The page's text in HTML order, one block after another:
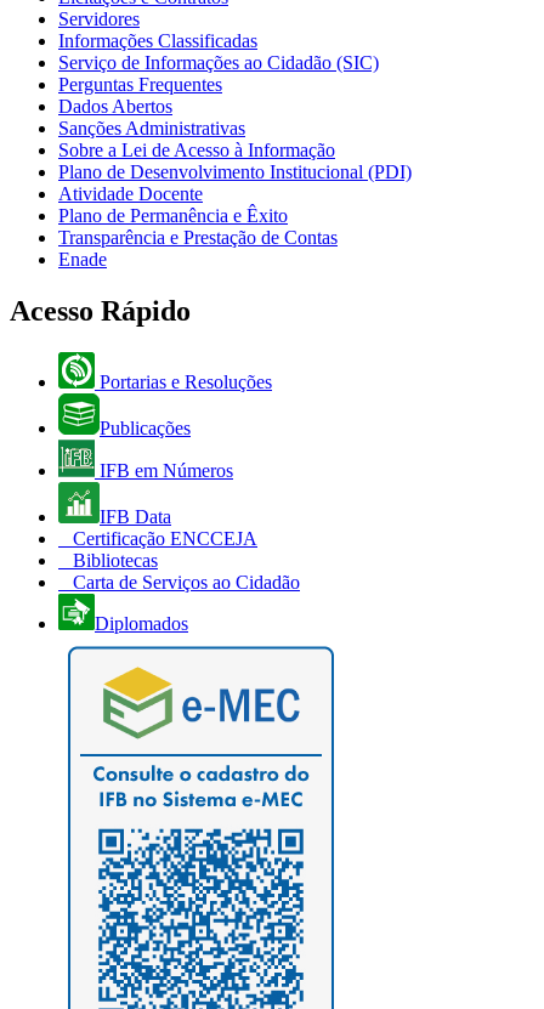
Servidores
Informações Classificadas
Serviço de Informações ao Cidadão (SIC)
Perguntas Frequentes
Dados Abertos
Sanções Administrativas
Sobre a Lei de Acesso à Informação
Plano de Desenvolvimento Institucional (PDI)
Atividade Docente
Plano de Permanência e Êxito
Transparência e Prestação de Contas
Enade
Acesso Rápido
Portarias e Resoluções
Publicações
IFB em Números
IFB Data
Certificação ENCCEJA
Bibliotecas
Carta de Serviços ao Cidadão
Diplomados